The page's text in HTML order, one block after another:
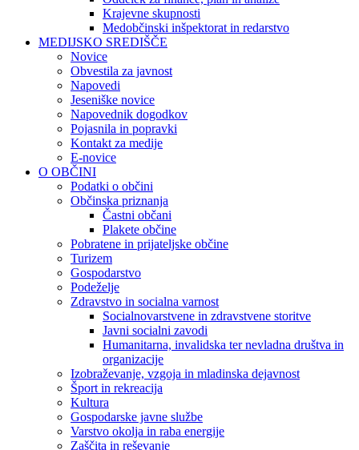
Krajevne skupnosti
Medobčinski inšpektorat in redarstvo
MEDIJSKO SREDIŠČE
Novice
Obvestila za javnost
Napovedi
Jeseniške novice
Napovednik dogodkov
Pojasnila in popravki
Kontakt za medije
E-novice
O OBČINI
Podatki o občini
Občinska priznanja
Častni občani
Plakete občine
Pobratene in prijateljske občine
Turizem
Gospodarstvo
Podeželje
Zdravstvo in socialna varnost
Socialnovarstvene in zdravstvene storitve
Javni socialni zavodi
Humanitarna, invalidska ter nevladna društva in
organizacije
Izobraževanje, vzgoja in mladinska dejavnost
Šport in rekreacija
Kultura
Gospodarske javne službe
Varstvo okolja in raba energije
Zaščita in reševanje